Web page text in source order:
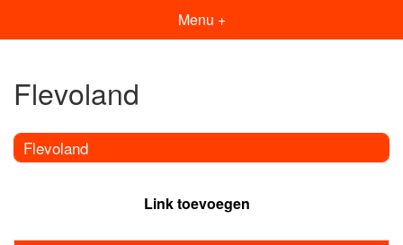
Menu +
Flevoland
Flevoland
Link toevoegen